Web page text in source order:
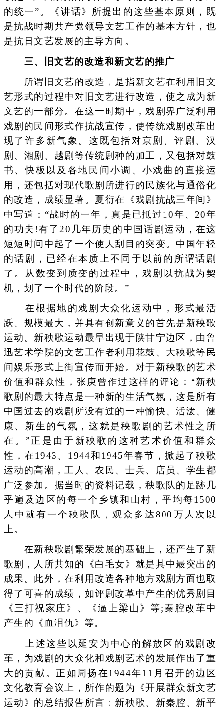
的统一”。《讲话》所提出的这些基本原则，既
是抗战时期共产党领导文艺工作的基本方针，也
是抗日文艺发展的主导方向。
三、旧文艺的改造和新文艺的推广
所谓旧文艺的改造，是指新文艺在利用旧文
艺形式的过程中对旧文艺进行改造，使之成为新
文艺的一部分。在这一时期中，戏剧界广泛利用
戏剧的民间形式作抗战宣传，使传统戏剧改革出
现了许多新气象。这既包括对京剧、评剧、汉
剧、湘剧、越剧等传统剧种的加工，又包括对鼓
书、快板以及各地民间小调、小戏曲的直接运
用，还包括对现代歌剧所进行的民族化与通俗化
的改造，成绩显著。夏衍在《戏剧抗战三年间》
中写道：“战时的一年，真是已抵过10年、20年
的功夫!有了20几年历史的中国话剧运动，在这
短短时间中起了一个使人刮目的突变。中国年轻
的话剧，已经在本质上不同于以前的所谓话剧
了。从数变到质变的过程中，戏剧以抗战为契
机，划了一个时代的阶段。”
在根据地的戏剧大众化运动中，形式最活
跃、规模最大，并具有创新意义的首先是新秧歌
运动。新秧歌运动最早出现于陕甘宁边区，由鲁
迅艺术学院的文艺工作者利用花鼓、大秧歌等民
间娱乐形式上街宣传而开始。对于新秧歌的艺术
价值和群众性，张庚曾作过这样的评论：“新秧
歌剧的最大特点是一种新的生活气氛，这是所有
中国过去的戏剧所没有过的一种愉快、活泼、健
康、新生的气氛，这就是秧歌剧的艺术性之所
在。”正是由于新秧歌的这种艺术价值和群众
性，在1943、1944和1945年春节，掀起了秧歌
运动的高潮，工人、农民、士兵、店员、学生都
广泛参加。据当时的资料记载，秧歌队的足跡几
乎遍及边区的每一个乡镇和山村，平均每1500
人中就有一个秧歌队，观众多达800万人次以
上。
在新秧歌剧繁荣发展的基础上，还产生了新
歌剧，人所共知的《白毛女》就是其中最突出的
成果。此外，在利用改造各种地方戏剧方面也取
得了可喜的成绩，如评剧改革中产生的优秀剧目
《三打祝家庄》、《逼上梁山》等;秦腔改革中
产生的《血泪仇》等。
上述这些以延安为中心的解放区的戏剧改
革，为戏剧的大众化和戏剧艺术的发展作出了重
大的贡献。正如周扬在1944年11月召开的边区
文化教育会议上，所作的题为《开展群众新文艺
运动》的总结报告所言：新秧歌、新秦腔、新平